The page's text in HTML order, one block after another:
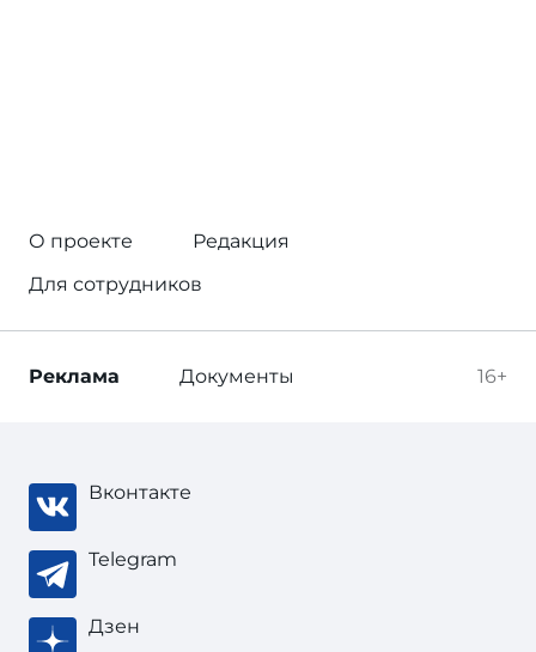
О проекте
Редакция
Для сотрудников
16+
Реклама Документы
Вконтакте
Telegram
Дзен